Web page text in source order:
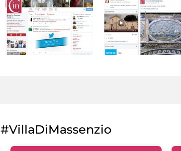
#VillaDiMassenzio